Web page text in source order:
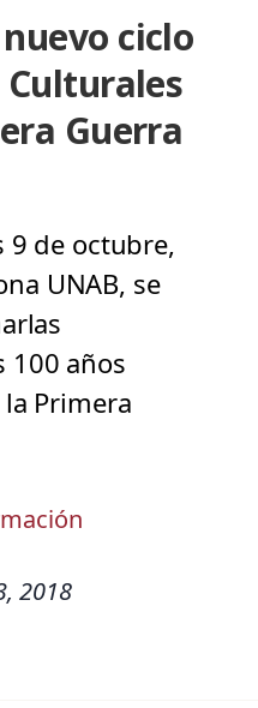
ciclo
Guerra
9 de octubre,
UNAB, se
100 años
Primera
2018